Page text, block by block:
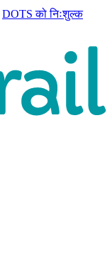
DOTS को निःशुल्क